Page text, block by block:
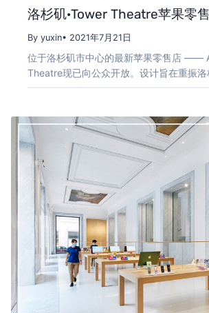
洛杉矶·Tower Theatre苹果零
By yuxin• 2021年7月21日
位于洛杉矶市中心的最新苹果零售店 ——
Theatre现已向公众开放。设计旨在重振